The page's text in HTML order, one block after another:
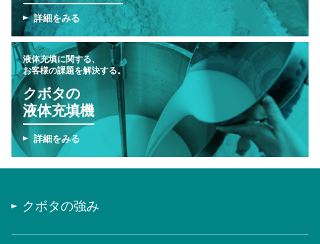
詳細をみる
液体充填に関する、
お客様の課題を解決する。
クボタの
液体充填機
詳細をみる
クボタの強み